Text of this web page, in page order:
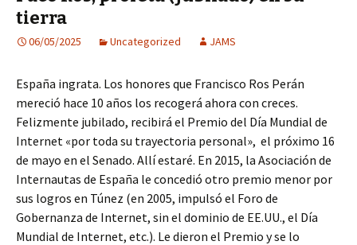
tierra
06/05/2025 Uncategorized JAMS
España ingrata. Los honores que Francisco Ros Perán
mereció hace 10 años los recogerá ahora con creces.
Felizmente jubilado, recibirá el Premio del Día Mundial de
Internet «por toda su trayectoria personal», el próximo 16
de mayo en el Senado. Allí estaré. En 2015, la Asociación de
Internautas de España le concedió otro premio menor por
sus logros en Túnez (en 2005, impulsó el Foro de
Gobernanza de Internet, sin el dominio de EE.UU., el Día
Mundial de Internet, etc.). Le dieron el Premio y se lo